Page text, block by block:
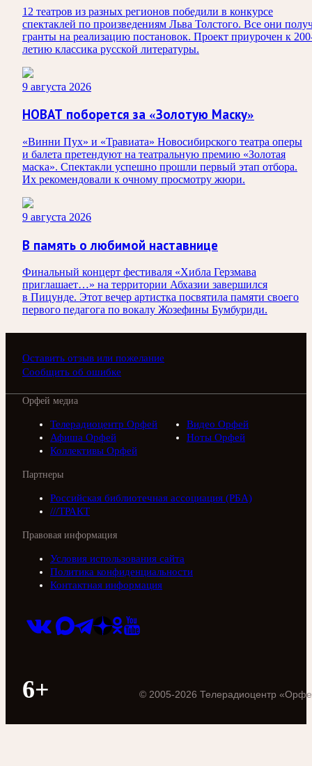
12 театров из разных регионов победили в конкурсе
спектаклей по произведениям Льва Толстого. Все они
гранты на реализацию постановок. Проект приурочен к
летию классика русской литературы.
9 августа 2026
НОВАТ поборется за «Золотую Маску»
«Винни Пух» и «Травиата» Новосибирского театра оперы
и балета претендуют на театральную премию «Золотая
маска». Спектакли успешно прошли первый этап отбора.
Их рекомендовали к очному просмотру жюри.
9 августа 2026
В память о любимой наставнице
Финальный концерт фестиваля «Хибла Герзмава
приглашает…» на территории Абхазии завершился
в Пицунде. Этот вечер артистка посвятила памяти своего
первого педагога по вокалу Жозефины Бумбуриди.
Оставить отзыв или пожелание
Сообщить об ошибке
Орфей медиа
Телерадиоцентр Орфей
Видео Орфей
Афиша Орфей
Ноты Орфей
Коллективы Орфей
Партнеры
Российская библиотечная ассоциация (РБА)
///ТРАКТ
Правовая информация
Условия использования сайта
Политика конфиденциальности
Контактная информация
6+ © 2005-2026 Телерадиоцентр